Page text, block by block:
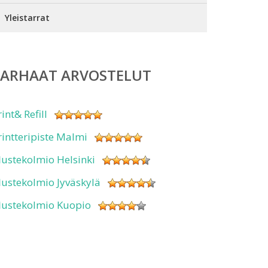
Yleistarrat
ARVOSTELUT
Refill
Malmi
Helsinki
Jyväskylä
Kuopio